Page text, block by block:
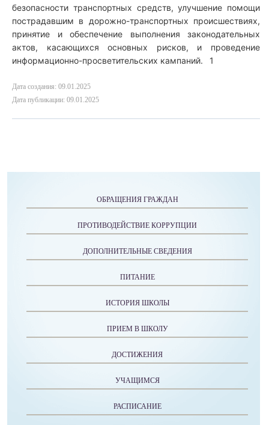
безопасности транспортных средств, улучшение помощи
пострадавшим в дорожно-транспортных происшествиях,
принятие и обеспечение выполнения законодательных
актов, касающихся основных рисков, и проведение
информационно-просветительских кампаний.
1
Дата создания: 09.01.2025
Дата публикации: 09.01.2025
ОБРАЩЕНИЯ ГРАЖДАН
ПРОТИВОДЕЙСТВИЕ КОРРУПЦИИ
ДОПОЛНИТЕЛЬНЫЕ СВЕДЕНИЯ
ПИТАНИЕ
ИСТОРИЯ ШКОЛЫ
ПРИЕМ В ШКОЛУ
ДОСТИЖЕНИЯ
УЧАЩИМСЯ
РАСПИСАНИЕ